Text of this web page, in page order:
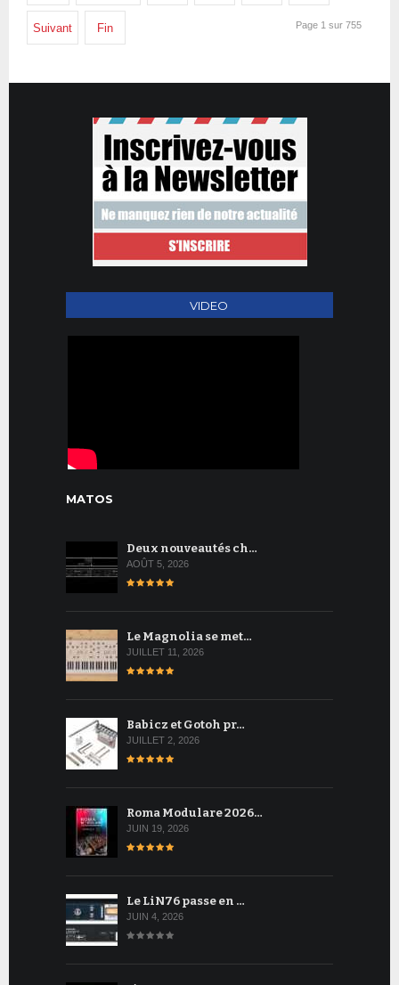
Suivant Fin Page 1 sur 755
VIDEO
MATOS
Deux nouveautés ch…
AOÛT 5, 2026
Le Magnolia se met…
JUILLET 11, 2026
Babicz et Gotoh pr…
JUILLET 2, 2026
Roma Modulare 2026…
JUIN 19, 2026
Le LiN76 passe en …
JUIN 4, 2026